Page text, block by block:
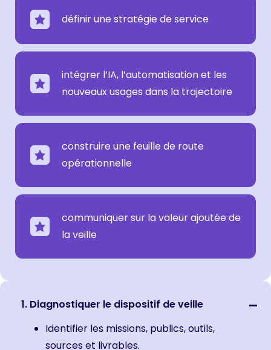
définir une stratégie de service
intégrer l’IA, l’automatisation et les
nouveaux usages dans la trajectoire
construire une feuille de route
opérationnelle
communiquer sur la valeur ajoutée de
la veille
1. Diagnostiquer le dispositif de veille
Identifier les missions, publics, outils,
sources et livrables.